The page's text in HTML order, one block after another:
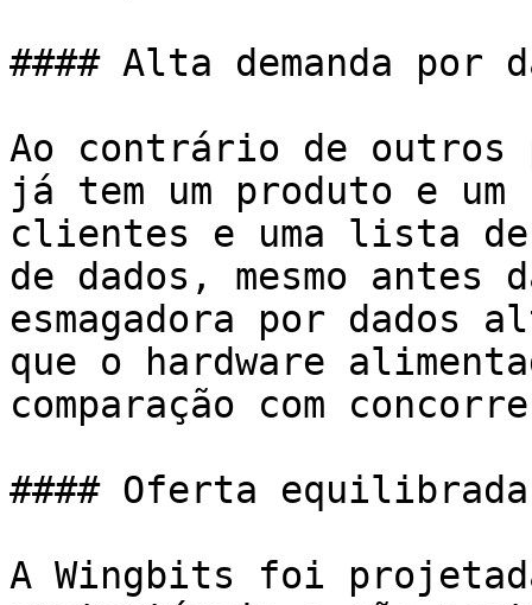
#### Alta demanda por
Ao contrário de outros
já tem um produto e um
clientes e uma lista
de dados, mesmo antes
esmagadora por dados
que o hardware
comparação com
#### Oferta equilibrada
A Wingbits foi